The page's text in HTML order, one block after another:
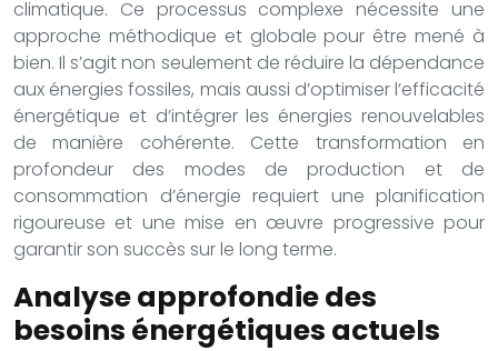
climatique. Ce processus complexe nécessite une
approche méthodique et globale pour être mené à
bien. Il s’agit non seulement de réduire la dépendance
aux énergies fossiles, mais aussi d’optimiser l’efficacité
énergétique et d’intégrer les énergies renouvelables
de manière cohérente. Cette transformation en
profondeur des modes de production et de
consommation d’énergie requiert une planification
rigoureuse et une mise en œuvre progressive pour
garantir son succès sur le long terme.
Analyse approfondie des
besoins énergétiques actuels